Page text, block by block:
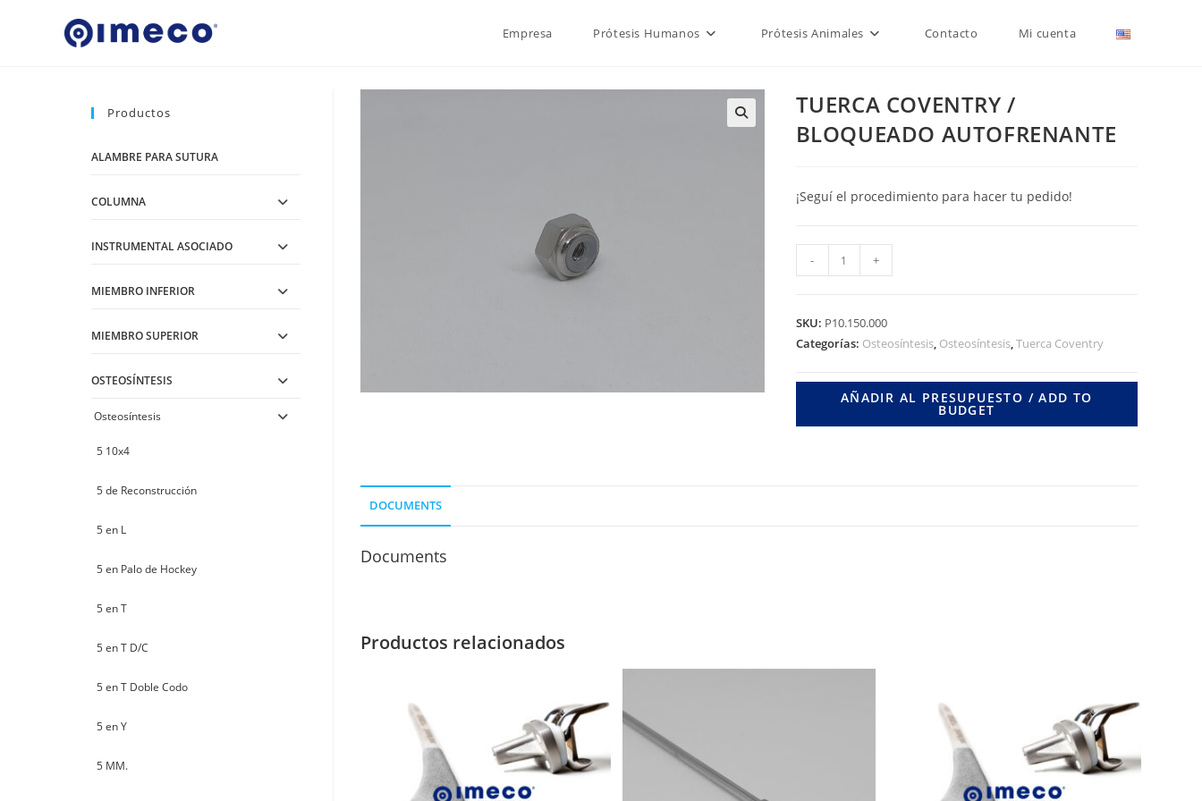
Empresa Prótesis Humanos Prótesis Animales Contacto Mi cuenta
TUERCA COVENTRY /
BLOQUEADO AUTOFRENANTE
¡Seguí el procedimiento para hacer tu pedido!
TUERCA
COVENTRY
BLOQUEADO
AUTOFRENANTE
- +
SKU: P10.150.000
Categorías: Osteosíntesis, Osteosíntesis,Tuerca Coventry
AÑADIR AL PRESUPUESTO / ADD TO
BUDGET
DOCUMENTS
Documents
Productos relacionados
Productos
ALAMBRE PARA SUTURA
COLUMNA
INSTRUMENTAL ASOCIADO
MIEMBRO INFERIOR
MIEMBRO SUPERIOR
OSTEOSÍNTESIS
Osteosíntesis
5 10x4
5 de Reconstrucción
5 en L
5 en Palo de Hockey
5 en T
5 en T D/C
5 en T Doble Codo
5 en Y
5 MM.